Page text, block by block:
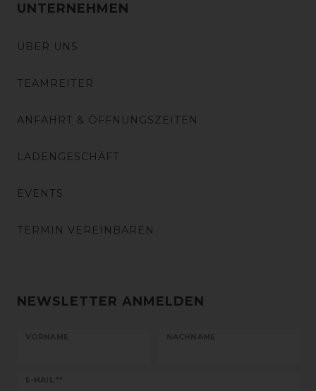
UNTERNEHMEN
ÜBER UNS
TEAMREITER
ANFAHRT & ÖFFNUNGSZEITEN
LADENGESCHÄFT
EVENTS
TERMIN VEREINBAREN
NEWSLETTER ANMELDEN
VORNAME NACHNAME
E-MAIL **
Newsletter